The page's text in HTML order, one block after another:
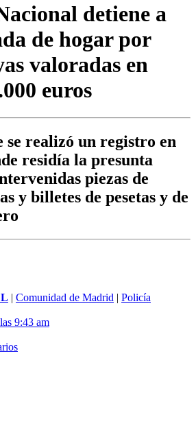
detiene a
de hogar por
valoradas en
euros
se realizó un registro en
residía la presunta
piezas de
y billetes de pesetas y de
| Comunidad de Madrid | Policía
9:43 am